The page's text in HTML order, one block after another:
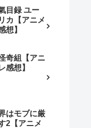
目録 ユー
カ【アニメ
想】
奇組【アニ
感想】
はモブに厳
2【アニメ